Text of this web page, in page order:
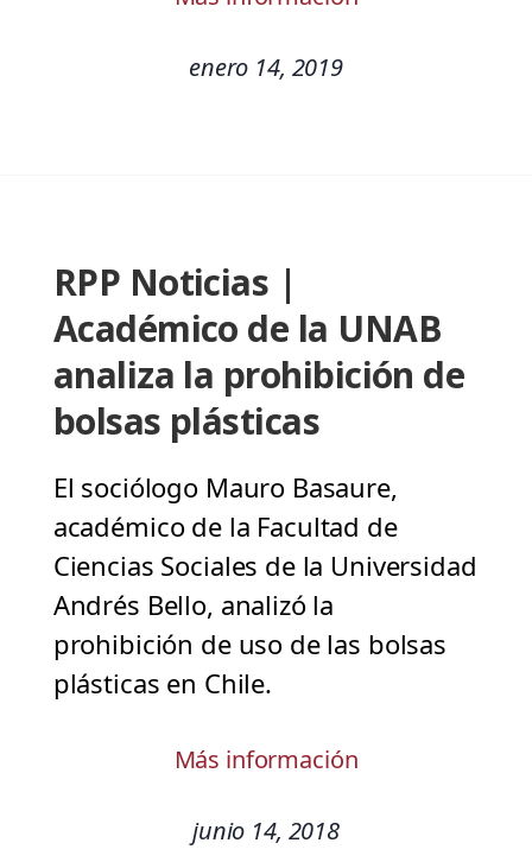
enero 14, 2019
RPP Noticias |
Académico de la UNAB
analiza la prohibición de
bolsas plásticas
El sociólogo Mauro Basaure,
académico de la Facultad de
Ciencias Sociales de la Universidad
Andrés Bello, analizó la
prohibición de uso de las bolsas
plásticas en Chile.
Más información
junio 14, 2018